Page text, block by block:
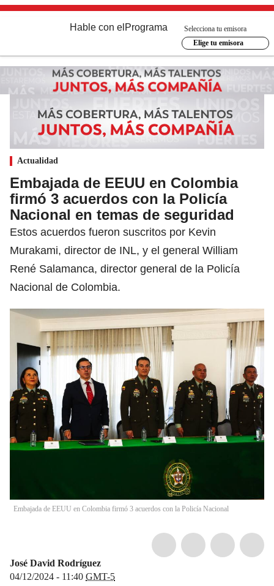
Hable con el Programa
Selecciona tu emisora
Elige tu emisora
Actualidad
Embajada de EEUU en Colombia
firmó 3 acuerdos con la Policía
Nacional en temas de seguridad
Estos acuerdos fueron suscritos por Kevin
Murakami, director de INL, y el general William
René Salamanca, director general de la Policía
Nacional de Colombia.
Embajada de EEUU en Colombia firmó 3 acuerdos con la Policía Nacional
José David Rodríguez
04/12/2024 - 11:40 GMT-5